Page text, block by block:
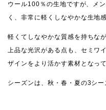
ウール100％の生地ですが、メ
く、非常に軽くしなやかな生地
軽くてしなやかな質感を持ちな
上品な光沢がある点も、セミワ
ザインをより活かす素材となって
シーズンは、秋・春・夏の3シー